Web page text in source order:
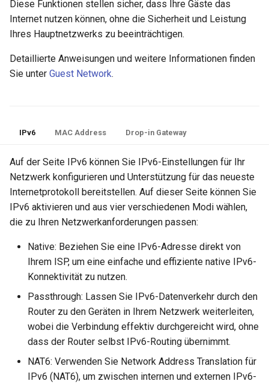
Diese Funktionen stellen sicher, dass Ihre Gäste das
Internet nutzen können, ohne die Sicherheit und Leistung
Ihres Hauptnetzwerks zu beeinträchtigen.
Detaillierte Anweisungen und weitere Informationen finden
Sie unter Guest Network.
IPv6 MAC Address Drop-in Gateway
Auf der Seite IPv6 können Sie IPv6-Einstellungen für Ihr
Netzwerk konfigurieren und Unterstützung für das neueste
Internetprotokoll bereitstellen. Auf dieser Seite können Sie
IPv6 aktivieren und aus vier verschiedenen Modi wählen,
die zu Ihren Netzwerkanforderungen passen:
Native: Beziehen Sie eine IPv6-Adresse direkt von
Ihrem ISP, um eine einfache und effiziente native IPv6-
Konnektivität zu nutzen.
Passthrough: Lassen Sie IPv6-Datenverkehr durch den
Router zu den Geräten in Ihrem Netzwerk weiterleiten,
wobei die Verbindung effektiv durchgereicht wird, ohne
dass der Router selbst IPv6-Routing übernimmt.
NAT6: Verwenden Sie Network Address Translation für
IPv6 (NAT6), um zwischen internen und externen IPv6-